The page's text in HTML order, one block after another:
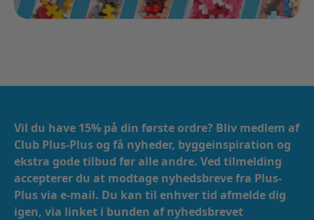
Vil du have 15% på din første ordre? Bliv medlem af
Club Plus-Plus og få nyheder, byggeinspiration og
ekstra gode tilbud før alle andre. Ved tilmelding
accepterer du at modtage nyhedsbreve fra Plus-
Plus via e-mail. ​​ Du kan til enhver tid afmelde dig
igen, via linket i bunden af nyhedsbrevet